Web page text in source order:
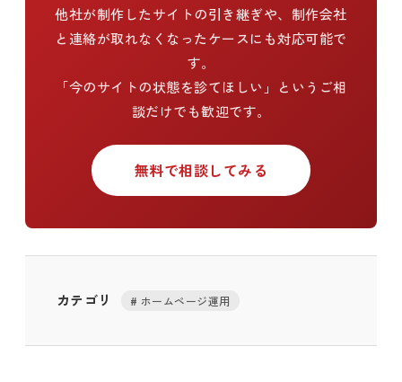
他社が制作したサイトの引き継ぎや、制作会社
と連絡が取れなくなったケースにも対応可能で
す。
「今のサイトの状態を診てほしい」というご相
談だけでも歓迎です。
無料で相談してみる
カテゴリ ホームページ運用